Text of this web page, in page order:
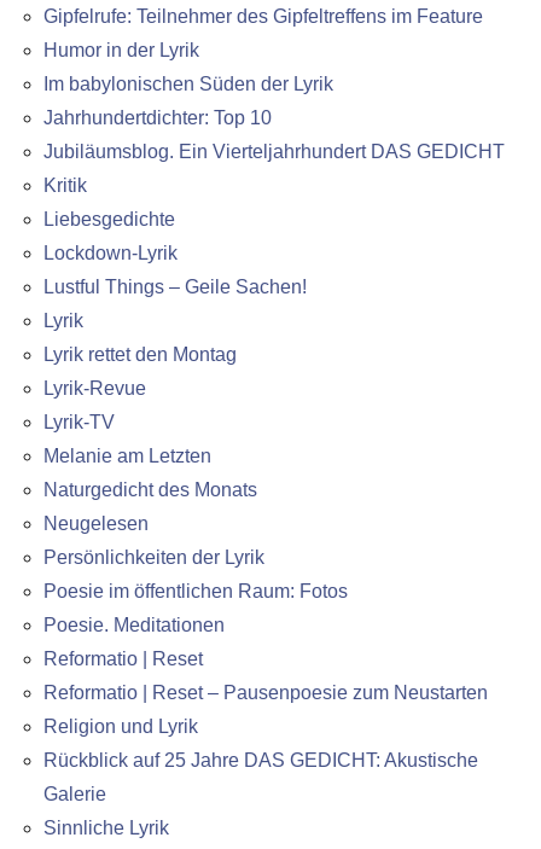
Gipfelrufe: Teilnehmer des Gipfeltreffens im Feature
Humor in der Lyrik
Im babylonischen Süden der Lyrik
Jahrhundertdichter: Top 10
Jubiläumsblog. Ein Vierteljahrhundert DAS GEDICHT
Kritik
Liebesgedichte
Lockdown-Lyrik
Lustful Things – Geile Sachen!
Lyrik
Lyrik rettet den Montag
Lyrik-Revue
Lyrik-TV
Melanie am Letzten
Naturgedicht des Monats
Neugelesen
Persönlichkeiten der Lyrik
Poesie im öffentlichen Raum: Fotos
Poesie. Meditationen
Reformatio | Reset
Reformatio | Reset – Pausenpoesie zum Neustarten
Religion und Lyrik
Rückblick auf 25 Jahre DAS GEDICHT: Akustische
Galerie
Sinnliche Lyrik